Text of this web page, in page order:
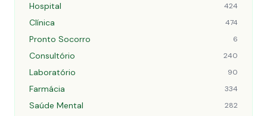
Hospital 424
Clínica 474
Pronto Socorro 6
Consultório 240
Laboratório 90
Farmácia 334
Saúde Mental 282